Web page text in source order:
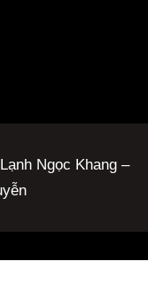
Ngọc Khang –